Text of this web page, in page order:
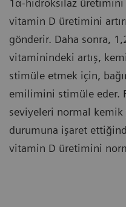
1α-hidroksilaz üretimini
vitamin D üretimini
gönderir. Daha sonra,
vitaminindeki artış,
stimüle etmek için,
emilimini stimüle eder.
seviyeleri normal
durumuna işaret
vitamin D üretimini